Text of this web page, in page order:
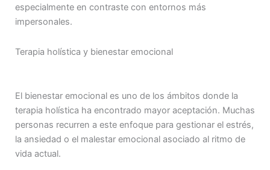
especialmente en contraste con entornos más
impersonales.
Terapia holística y bienestar emocional
El bienestar emocional es uno de los ámbitos donde la
terapia holística ha encontrado mayor aceptación. Muchas
personas recurren a este enfoque para gestionar el estrés,
la ansiedad o el malestar emocional asociado al ritmo de
vida actual.